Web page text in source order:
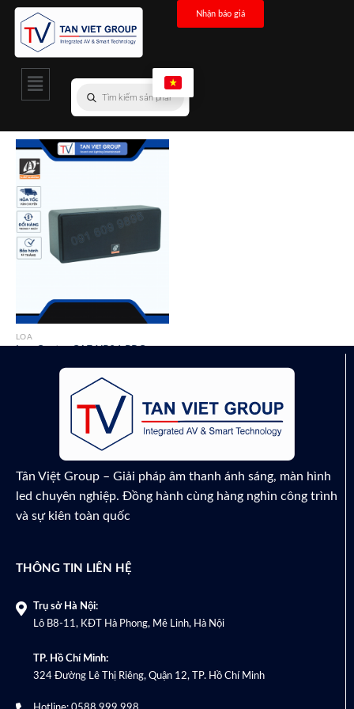
Nhận báo giá
LOA
11,500,000
Tân Việt Group – Giải pháp âm thanh ánh sáng, màn hình
led chuyên nghiệp. Đồng hành cùng hàng nghìn công trình
và sự kiên toàn quốc
THÔNG TIN LIÊN HỆ
Trụ sở Hà Nội:
Lô B8-11, KĐT Hà Phong, Mê Linh, Hà Nội
TP. Hồ Chí Minh:
324 Đường Lê Thị Riêng, Quận 12, TP. Hồ Chí Minh